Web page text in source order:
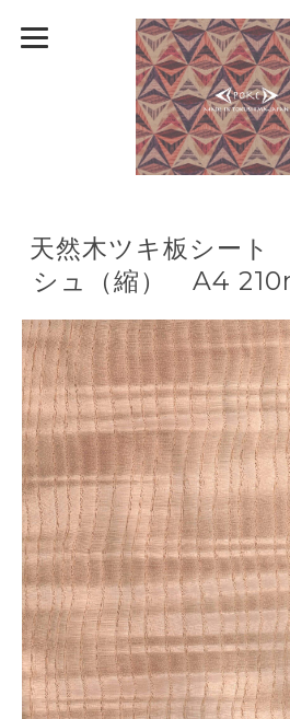
天然木ツキ板シート
シュ（縮） A4